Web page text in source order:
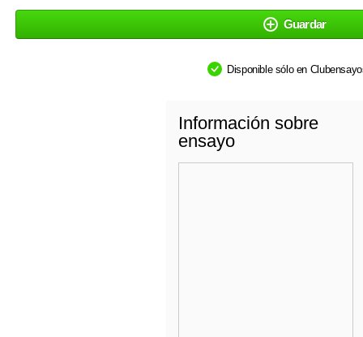
Guardar
Disponible sólo en
Información sobre
ensayo